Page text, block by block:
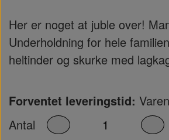
Her er noget at juble over!
Underholdning for hele
heltinder og skurke med
Forventet leveringstid:
Antal